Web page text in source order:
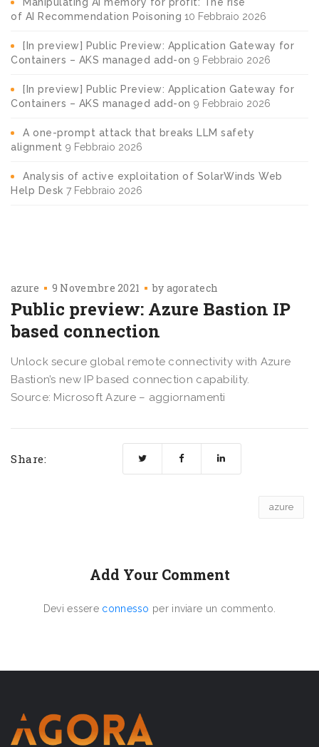
of AI Recommendation Poisoning 10 Febbraio 2026
[In preview] Public Preview: Application Gateway for
Containers – AKS managed add-on 9 Febbraio 2026
[In preview] Public Preview: Application Gateway for
Containers – AKS managed add-on 9 Febbraio 2026
A one-prompt attack that breaks LLM safety
alignment 9 Febbraio 2026
Analysis of active exploitation of SolarWinds Web
Help Desk 7 Febbraio 2026
azure 9 Novembre 2021 by agoratech
Public preview: Azure Bastion IP
based connection
Unlock secure global remote connectivity with Azure
Bastion’s new IP based connection capability.
Source: Microsoft Azure – aggiornamenti
Share:
azure
Add Your Comment
Devi essere connesso per inviare un commento.